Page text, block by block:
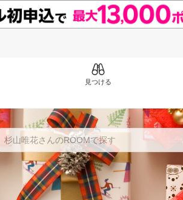
見つける